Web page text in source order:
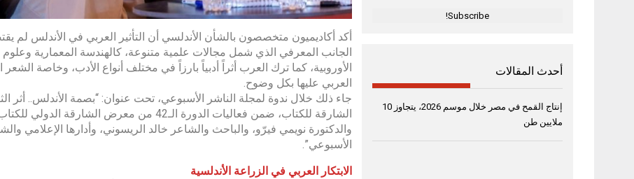
أكد أكاديميون متخصصون بالشأن الأندلسي أن التأثير العربي في الأندلس لم
الجانب المعرفي الذي شمل مجالات علمية متنوعة، كالهندسة المعمارية
الأوروبية، كما ترك العرب أثراً أدبياً بارزاً في مختلف أنواع الأدب، وخاصة
العربي عليها بكل وضوح.
جاء ذلك خلال ندوة لمجلة الناشر الأسبوعي، تحت عنوان: “بصمة الأندلس.. أثر
الشارقة للكتاب، ضمن فعاليات الدورة الـ42 من
والدكتورة نويمي فيرّو، والباحث والشاعر خالد الريسوني، وأدارها الإعلامي
الأسبوعي”.
الابتكار العربي في الزراعة الأندلسية
أحدث المقالات
إنتاج القمح في مصر خلال موسم 2026، يتجاوز 10
ملايين طن